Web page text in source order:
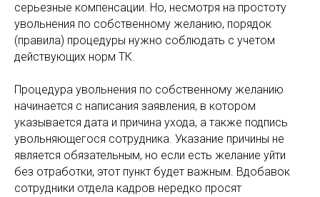
серьезные компенсации. Но, несмотря на простоту
увольнения по собственному желанию, порядок
(правила) процедуры нужно соблюдать с учетом
действующих норм ТК.
Процедура увольнения по собственному желанию
начинается с написания заявления, в котором
указывается дата и причина ухода, а также подпись
увольняющегося сотрудника. Указание причины не
является обязательным, но если есть желание уйти
без отработки, этот пункт будет важным. Вдобавок
сотрудники отдела кадров нередко просят